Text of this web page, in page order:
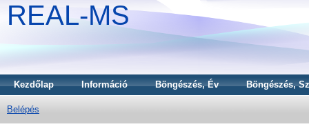
REAL-MS
Kezdőlap Információ Böngészés, Év Böngészés,
Belépés